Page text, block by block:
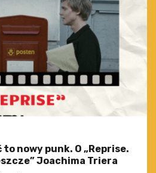
to nowy punk. O „Reprise.
Joachima Triera